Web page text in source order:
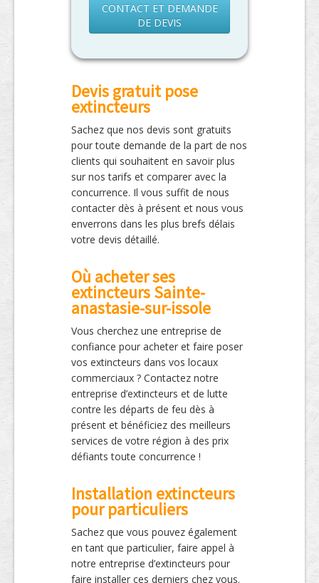
CONTACT ET DEMANDE
DE DEVIS
Devis gratuit pose
extincteurs
Sachez que nos devis sont gratuits
pour toute demande de la part de nos
clients qui souhaitent en savoir plus
sur nos tarifs et comparer avec la
concurrence. Il vous suffit de nous
contacter dès à présent et nous vous
enverrons dans les plus brefs délais
votre devis détaillé.
Où acheter ses
extincteurs Sainte-
anastasie-sur-issole
Vous cherchez une entreprise de
confiance pour acheter et faire poser
vos extincteurs dans vos locaux
commerciaux ? Contactez notre
entreprise d’extincteurs et de lutte
contre les départs de feu dès à
présent et bénéficiez des meilleurs
services de votre région à des prix
défiants toute concurrence !
Installation extincteurs
pour particuliers
Sachez que vous pouvez également
en tant que particulier, faire appel à
notre entreprise d’extincteurs pour
faire installer ces derniers chez vous.